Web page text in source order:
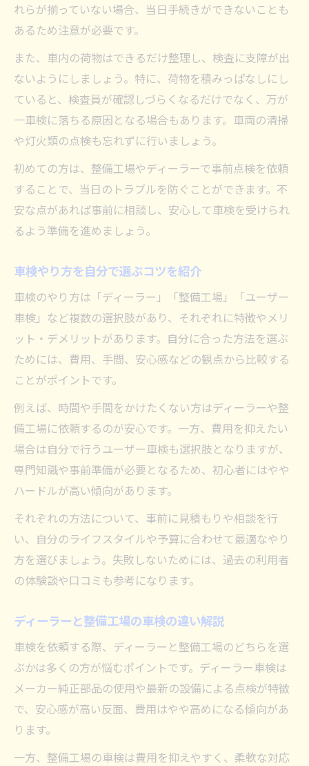
れらが揃っていない場合、当日手続きができないことも
あるため注意が必要です。
また、車内の荷物はできるだけ整理し、検査に支障が出
ないようにしましょう。特に、荷物を積みっぱなしにし
ていると、検査員が確認しづらくなるだけでなく、万が
一車検に落ちる原因となる場合もあります。車両の清掃
や灯火類の点検も忘れずに行いましょう。
初めての方は、整備工場やディーラーで事前点検を依頼
することで、当日のトラブルを防ぐことができます。不
安な点があれば事前に相談し、安心して車検を受けられ
るよう準備を進めましょう。
車検やり方を自分で選ぶコツを紹介
車検のやり方は「ディーラー」「整備工場」「ユーザー
車検」など複数の選択肢があり、それぞれに特徴やメリ
ット・デメリットがあります。自分に合った方法を選ぶ
ためには、費用、手間、安心感などの観点から比較する
ことがポイントです。
例えば、時間や手間をかけたくない方はディーラーや整
備工場に依頼するのが安心です。一方、費用を抑えたい
場合は自分で行うユーザー車検も選択肢となりますが、
専門知識や事前準備が必要となるため、初心者にはやや
ハードルが高い傾向があります。
それぞれの方法について、事前に見積もりや相談を行
い、自分のライフスタイルや予算に合わせて最適なやり
方を選びましょう。失敗しないためには、過去の利用者
の体験談や口コミも参考になります。
ディーラーと整備工場の車検の違い解説
車検を依頼する際、ディーラーと整備工場のどちらを選
ぶかは多くの方が悩むポイントです。ディーラー車検は
メーカー純正部品の使用や最新の設備による点検が特徴
で、安心感が高い反面、費用はやや高めになる傾向があ
ります。
一方、整備工場の車検は費用を抑えやすく、柔軟な対応